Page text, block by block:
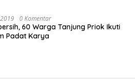
0 Komentar
60 Warga Tanjung Priok Ikuti
Padat Karya